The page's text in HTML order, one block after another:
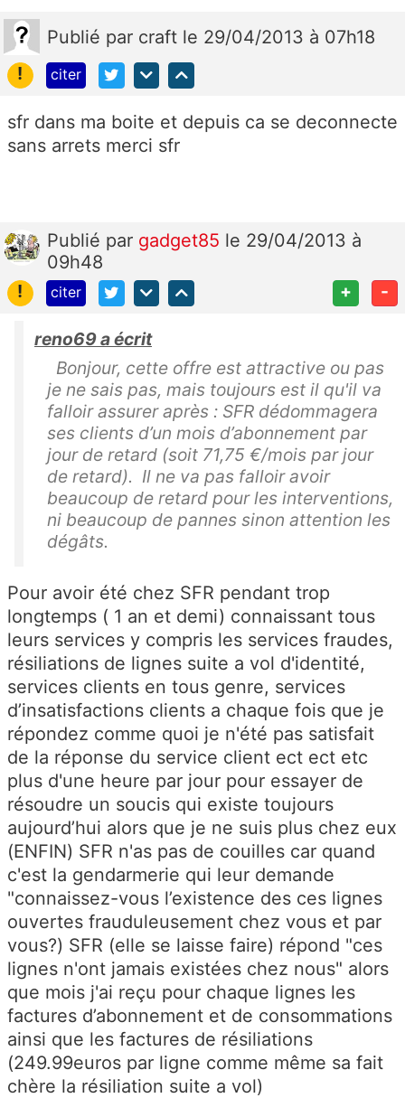
Publié par craft le 29/04/2013 à 07h18
!
citer
sfr dans ma boite et depuis ca se deconnecte
sans arrets merci sfr
Publié par gadget85 le 29/04/2013 à
09h48
!
citer + -
reno69 a écrit
Bonjour, cette offre est attractive ou pas
je ne sais pas, mais toujours est il qu'il va
falloir assurer après : SFR dédommagera
ses clients d’un mois d’abonnement par
jour de retard (soit 71,75 €/mois par jour
de retard). Il ne va pas falloir avoir
beaucoup de retard pour les interventions,
ni beaucoup de pannes sinon attention les
dégâts.
Pour avoir été chez SFR pendant trop
longtemps ( 1 an et demi) connaissant tous
leurs services y compris les services fraudes,
résiliations de lignes suite a vol d'identité,
services clients en tous genre, services
d’insatisfactions clients a chaque fois que je
répondez comme quoi je n'été pas satisfait
de la réponse du service client ect ect etc
plus d'une heure par jour pour essayer de
résoudre un soucis qui existe toujours
aujourd’hui alors que je ne suis plus chez eux
(ENFIN) SFR n'as pas de couilles car quand
c'est la gendarmerie qui leur demande
"connaissez-vous l’existence des ces lignes
ouvertes frauduleusement chez vous et par
vous?) SFR (elle se laisse faire) répond "ces
lignes n'ont jamais existées chez nous" alors
que mois j'ai reçu pour chaque lignes les
factures d’abonnement et de consommations
ainsi que les factures de résiliations
(249.99euros par ligne comme même sa fait
chère la résiliation suite a vol)